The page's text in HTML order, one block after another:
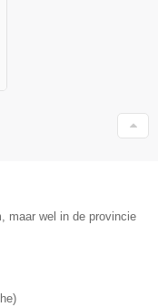
maar wel in de provincie
)